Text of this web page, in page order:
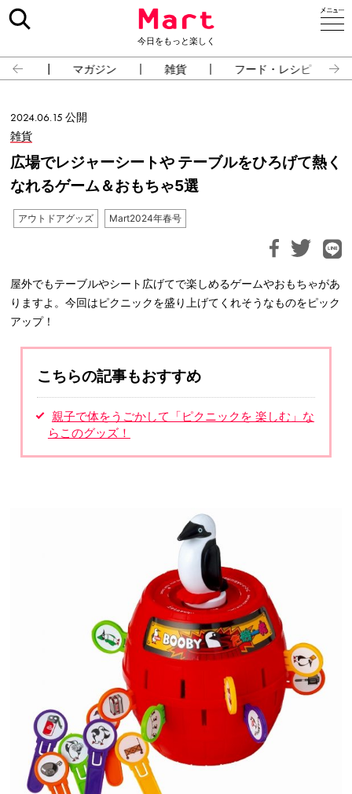
今日をもっと楽しく
占い マガジン 雑貨 フード・レシピ
2024.06.15 公開
雑貨
広場でレジャーシートや テーブルをひろげて熱く
なれるゲーム＆おもちゃ5選
アウトドアグッズ Mart2024年春号
屋外でもテーブルやシート広げてで楽しめるゲームやおもちゃがあ
りますよ。今回はピクニックを盛り上げてくれそうなものをピック
アップ！
こちらの記事もおすすめ
親子で体をうごかして「ピクニックを 楽しむ」な
らこのグッズ！